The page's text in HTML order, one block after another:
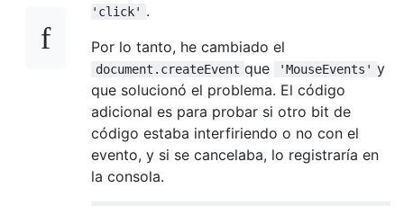
'click' .
Por lo tanto, he cambiado el
document.createEvent que 'MouseEvents' y
que solucionó el problema. El código
adicional es para probar si otro bit de
código estaba interfiriendo o no con el
evento, y si se cancelaba, lo registraría en
la consola.